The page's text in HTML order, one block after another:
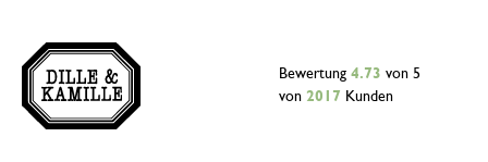
Bewertung 4.73 von 5
von 2017 Kunden